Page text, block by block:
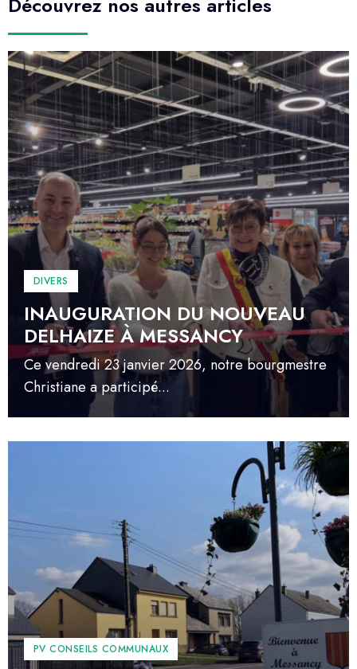
DIVERS
INAUGURATION DU NOUVEAU
DELHAIZE À MESSANCY
Ce vendredi 23 janvier 2026, notre bourgmestre
Christiane a participé...
PV CONSEILS COMMUNAUX